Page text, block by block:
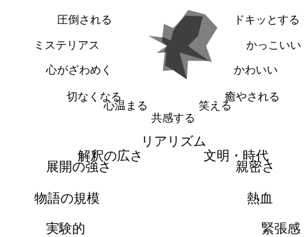
ドキッとする
かっこいい
かわいい
癒やされる
笑える
共感する
心温まる
切なくなる
心がざわめく
ミステリアス
圧倒される
リアリズム
文明・時代
親密さ
熱血
緊張感
実験的
物語の規模
展開の強さ
解釈の広さ